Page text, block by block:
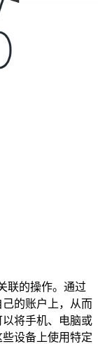
联的操作。通过
的账户上，从而
将手机、电脑或
设备上使用特定